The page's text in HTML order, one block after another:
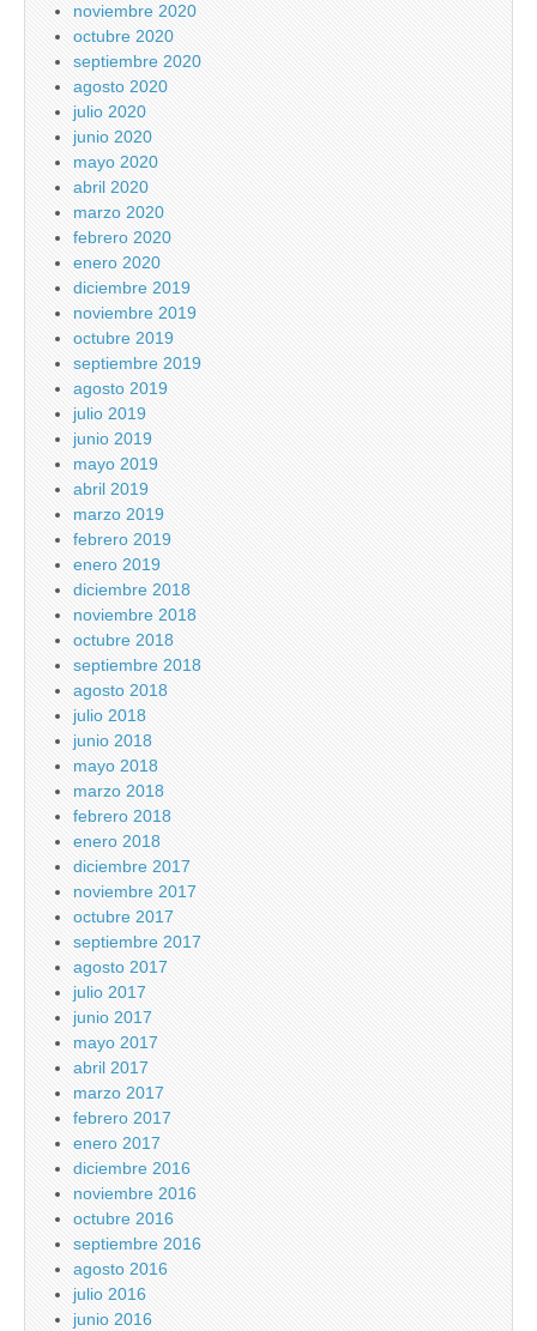
noviembre 2020
octubre 2020
septiembre 2020
agosto 2020
julio 2020
junio 2020
mayo 2020
abril 2020
marzo 2020
febrero 2020
enero 2020
diciembre 2019
noviembre 2019
octubre 2019
septiembre 2019
agosto 2019
julio 2019
junio 2019
mayo 2019
abril 2019
marzo 2019
febrero 2019
enero 2019
diciembre 2018
noviembre 2018
octubre 2018
septiembre 2018
agosto 2018
julio 2018
junio 2018
mayo 2018
marzo 2018
febrero 2018
enero 2018
diciembre 2017
noviembre 2017
octubre 2017
septiembre 2017
agosto 2017
julio 2017
junio 2017
mayo 2017
abril 2017
marzo 2017
febrero 2017
enero 2017
diciembre 2016
noviembre 2016
octubre 2016
septiembre 2016
agosto 2016
julio 2016
junio 2016